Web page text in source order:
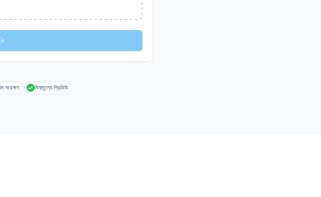
সংরক্ষণ বিনামূল্যে প্রিভিউ